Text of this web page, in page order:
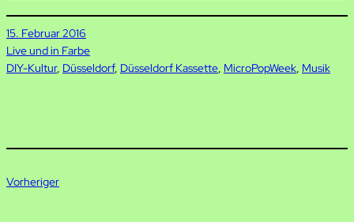
15. Februar 2016
Live und in Farbe
DIY-Kultur, Düsseldorf, Düsseldorf Kassette, MicroPopWeek, Musik
Vorheriger